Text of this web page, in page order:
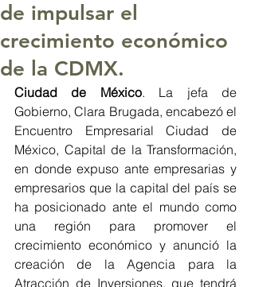
de impulsar el
crecimiento económico
de la CDMX.
Ciudad de México. La jefa de
Gobierno, Clara Brugada, encabezó el
Encuentro Empresarial Ciudad de
México, Capital de la Transformación,
en donde expuso ante empresarias y
empresarios que la capital del país se
ha posicionado ante el mundo como
una región para promover el
crecimiento económico y anunció la
creación de la Agencia para la
Atracción de Inversiones, que tendrá